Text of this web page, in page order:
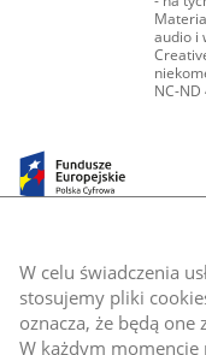
W celu świadczenia
stosujemy pliki
oznacza, że będą one
W każdym
audio i
NC-